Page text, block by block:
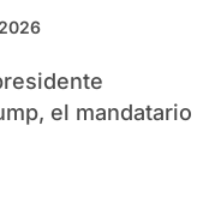
el mandatario